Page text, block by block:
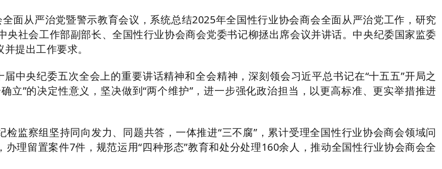
从严治党暨警示教育会议，系统总结2025年全国性行业协会商会全面从严治党工作，研究
社会工作部副部长、全国性行业协会商会党委书记柳拯出席会议并讲话。中央纪委国家监委
提出工作要求。
央纪委五次全会上的重要讲话精神和全会精神，深刻领会习近平总书记在“十五五”开局之
立”的决定性意义，坚决做到“两个维护”，进一步强化政治担当，以更高标准、更实举措推进
察组坚持同向发力、同题共答，一体推进“三不腐”，累计受理全国性行业协会商会领域问
理留置案件7件，规范运用“四种形态”教育和处分处理160余人，推动全国性行业协会商会全